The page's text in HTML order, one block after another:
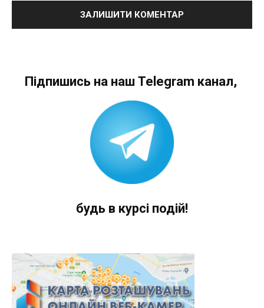
Підпишись на наш Telegram канал,
будь в курсі подій!